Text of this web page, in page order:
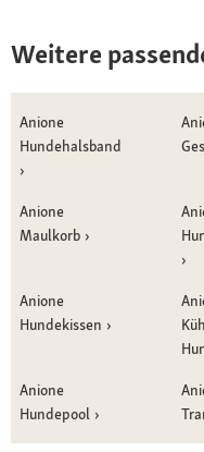
Weitere
Anione
Hundehalsband
Anione
Maulkorb
Anione
Hundekissen
Anione
Hundepool